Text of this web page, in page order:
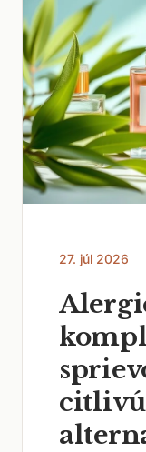
27. júl 2026
citlivú